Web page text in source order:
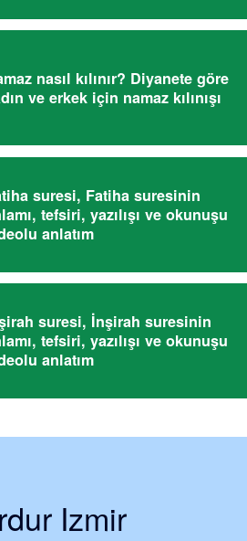
nasıl kılınır? Diyanete göre
ve erkek için namaz kılınışı
suresi, Fatiha suresinin
tefsiri, yazılışı ve okunuşu
anlatım
suresi, İnşirah suresinin
tefsiri, yazılışı ve okunuşu
anlatım
Izmir